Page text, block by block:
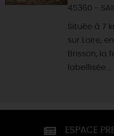
45360 -
Située à 7
sur Loire,
Brisson, la
labellisée...
ESPACE